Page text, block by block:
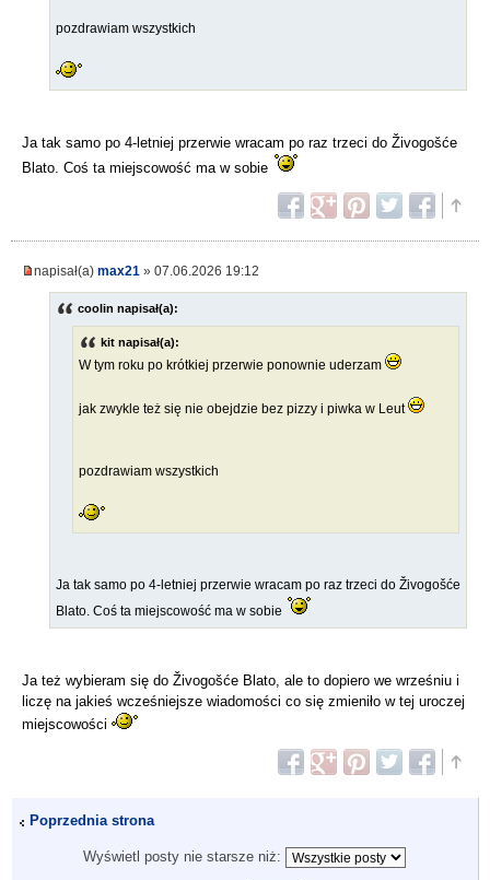
pozdrawiam wszystkich
Ja tak samo po 4-letniej przerwie wracam po raz trzeci do Živogošće
Blato. Coś ta miejscowość ma w sobie
napisał(a) max21 » 07.06.2026 19:12
coolin napisał(a):
kit napisał(a):
W tym roku po krótkiej przerwie ponownie uderzam
jak zwykle też się nie obejdzie bez pizzy i piwka w Leut
pozdrawiam wszystkich
Ja tak samo po 4-letniej przerwie wracam po raz trzeci do Živogošće
Blato. Coś ta miejscowość ma w sobie
Ja też wybieram się do Živogošće Blato, ale to dopiero we wrześniu i
liczę na jakieś wcześniejsze wiadomości co się zmieniło w tej uroczej
miejscowości
Poprzednia strona
Wyświetl posty nie starsze niż: